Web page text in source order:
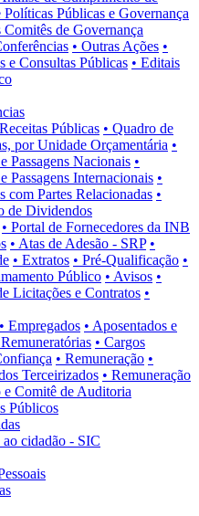
Políticas Públicas e Governança
Comitês de Governança
• Outras Ações •
e Consultas Públicas • Editais
Públicas • Quadro de
por Unidade Orçamentária •
Passagens Nacionais •
Passagens Internacionais •
com Partes Relacionadas •
de Dividendos
• Portal de Fornecedores da INB
• Atas de Adesão - SRP •
• Extratos • Pré-Qualificação •
Público • Avisos •
Licitações e Contratos •
• Empregados • Aposentados e
• Cargos
• Remuneração •
Terceirizados • Remuneração
Comitê de Auditoria
Públicos
cidadão - SIC